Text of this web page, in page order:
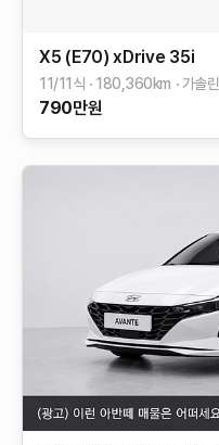
X5 (E70) xDrive 35i
11/11식 180,360km 가솔린
790만원